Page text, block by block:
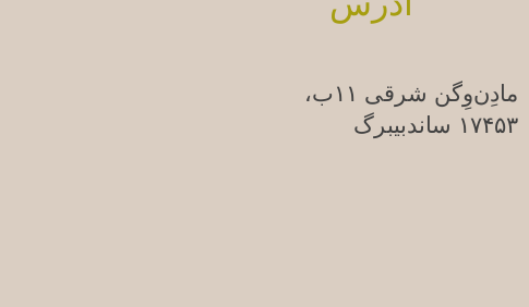
مادِن‌وِگن شرقی ۱۱ب،
۱۷۴۵۳ ساندبیبرگ